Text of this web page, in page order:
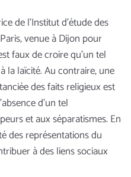
de l’Institut d’étude des
venue à Dijon pour
faux de croire qu’un tel
la laïcité. Au contraire, une
des faits religieux est
d’un tel
et aux séparatismes. En
des représentations du
à des liens sociaux